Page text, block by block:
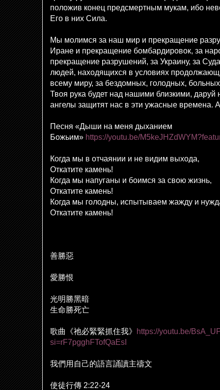
положив конец предсмертным мукам, ибо
Его в них Сила.
Мы молимся за наш мир и прекращение
Иране и прекращение бомбардировок, за
прекращение разрушений, за Украину, за
людей, находящихся в условиях
всему миру, за бездомных, голодных,
Твоя рука будет над нашими близкими, даруй
ангелы защитят нас в эти ужасные времена.
Песня «Дыши на меня дыханием
Божьим» https://youtu.be/
Когда мы в отчаянии и не видим выхода,
Откатите камень!
Когда мы напуганы и боимся за свою жизнь,
Откатите камень!
Когда мы голодны, испытываем жажду и
Откатите камень!
善勝惡
愛勝恨
光明勝黑暗
生命勝死亡
歌曲《祂必緊緊抓住我》
https://youtu.be/
si=rF7pgghFTofQaEsI
我們用自己的語言誦讀主禱文
使徒行傳 2:22-24